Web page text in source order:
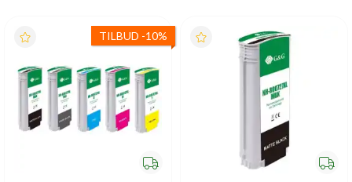
TILBUD -10%